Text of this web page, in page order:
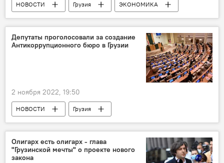
НОВОСТИ Грузия
ЭКОНОМИКА
Инфографика
Депутаты проголосовали за создание
Антикоррупционного бюро в Грузии
2 ноября 2022, 19:50
НОВОСТИ
Грузия
Парламент Грузии
Анри Оханашвили
Народный защитник Грузии
Олигарх есть олигарх - глава
"Грузинской мечты" о проекте нового
закона